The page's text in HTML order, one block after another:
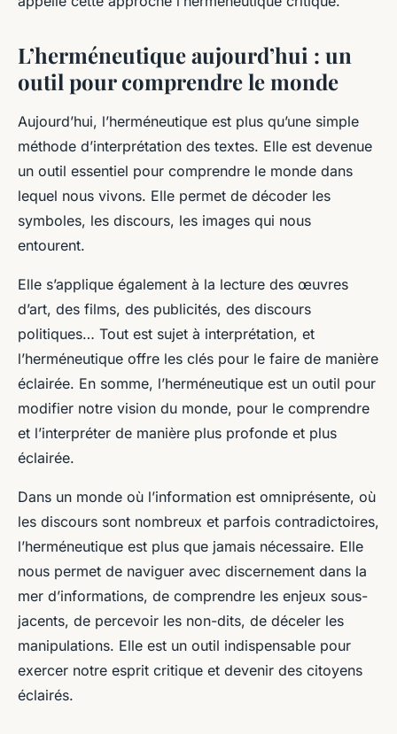
L’herméneutique aujourd’hui : un
outil pour comprendre le monde
Aujourd’hui, l’herméneutique est plus qu’une simple
méthode d’interprétation des textes. Elle est devenue
un outil essentiel pour comprendre le monde dans
lequel nous vivons. Elle permet de décoder les
symboles, les discours, les images qui nous
entourent.
Elle s’applique également à la lecture des œuvres
d’art, des films, des publicités, des discours
politiques… Tout est sujet à interprétation, et
l’herméneutique offre les clés pour le faire de manière
éclairée. En somme, l’herméneutique est un outil pour
modifier notre vision du monde, pour le comprendre
et l’interpréter de manière plus profonde et plus
éclairée.
Dans un monde où l’information est omniprésente, où
les discours sont nombreux et parfois contradictoires,
l’herméneutique est plus que jamais nécessaire. Elle
nous permet de naviguer avec discernement dans la
mer d’informations, de comprendre les enjeux sous-
jacents, de percevoir les non-dits, de déceler les
manipulations. Elle est un outil indispensable pour
exercer notre esprit critique et devenir des citoyens
éclairés.